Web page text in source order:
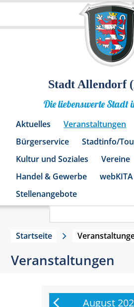
Stadt Allendorf
Die liebenswerte Stadt
Aktuelles Veranstaltungen
Bürgerservice
Stadtinfo/
Kultur und Soziales
Vereine
Handel & Gewerbe
webKITA
Stellenangebote
Startseite
Veranstaltungen
August